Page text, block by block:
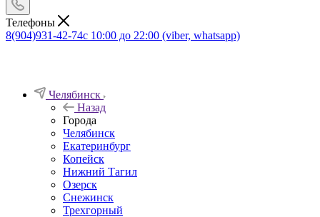
Телефоны
8(904)931-42-74с 10:00 до 22:00 (viber, whatsapp)
Челябинск
Назад
Города
Челябинск
Екатеринбург
Копейск
Нижний Тагил
Озерск
Снежинск
Трехгорный